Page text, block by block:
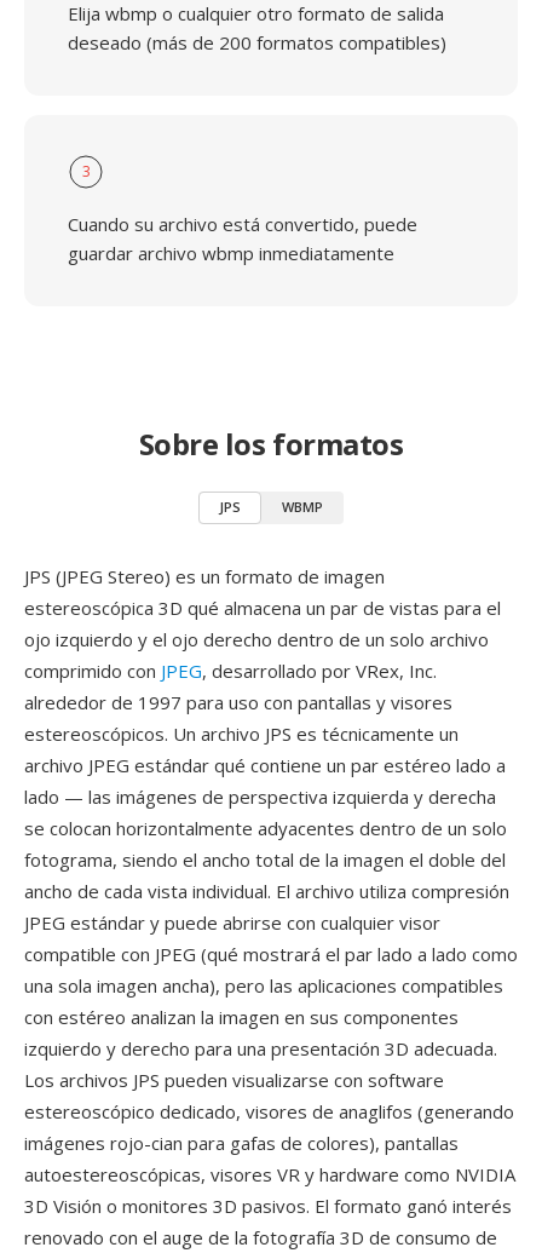
Elija wbmp o cualquier otro formato de salida
deseado (más de 200 formatos compatibles)
3
Cuando su archivo está convertido, puede
guardar archivo wbmp inmediatamente
Sobre los formatos
JPS WBMP
JPS (JPEG Stereo) es un formato de imagen
estereoscópica 3D qué almacena un par de vistas para el
ojo izquierdo y el ojo derecho dentro de un solo archivo
comprimido con JPEG, desarrollado por VRex, Inc.
alrededor de 1997 para uso con pantallas y visores
estereoscópicos. Un archivo JPS es técnicamente un
archivo JPEG estándar qué contiene un par estéreo lado a
lado — las imágenes de perspectiva izquierda y derecha
se colocan horizontalmente adyacentes dentro de un solo
fotograma, siendo el ancho total de la imagen el doble del
ancho de cada vista individual. El archivo utiliza compresión
JPEG estándar y puede abrirse con cualquier visor
compatible con JPEG (qué mostrará el par lado a lado como
una sola imagen ancha), pero las aplicaciones compatibles
con estéreo analizan la imagen en sus componentes
izquierdo y derecho para una presentación 3D adecuada.
Los archivos JPS pueden visualizarse con software
estereoscópico dedicado, visores de anaglifos (generando
imágenes rojo-cian para gafas de colores), pantallas
autoestereoscópicas, visores VR y hardware como NVIDIA
3D Visión o monitores 3D pasivos. El formato ganó interés
renovado con el auge de la fotografía 3D de consumo de